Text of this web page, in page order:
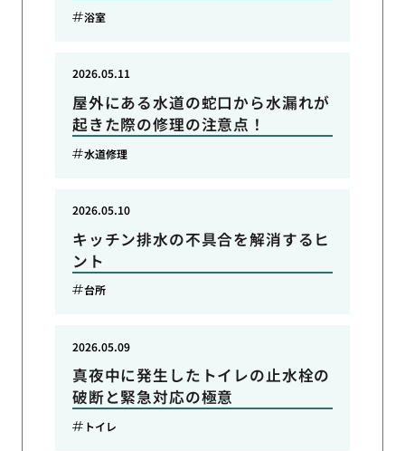
浴室
屋外にある水道の蛇口から水漏れが
起きた際の修理の注意点！
2026.05.11
水道修理
キッチン排水の不具合を解消するヒ
ント
2026.05.10
台所
真夜中に発生したトイレの止水栓の
破断と緊急対応の極意
2026.05.09
トイレ